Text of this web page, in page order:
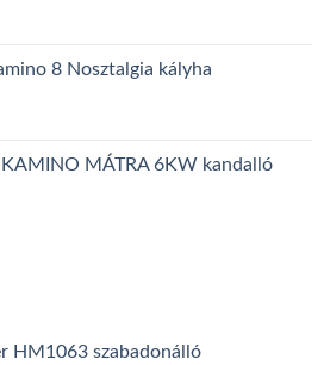
8 Nosztalgia kályha
MÁTRA 6KW kandalló
HM1063 szabadonálló